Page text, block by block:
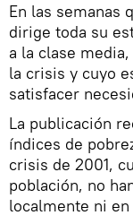
En las semanas
dirige toda su
a la clase
la crisis y cuyo
satisfacer
La publicación
índices de
crisis de 2001,
población, no
localmente ni